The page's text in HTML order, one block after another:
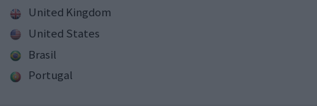
United Kingdom
United States
Brasil
Portugal